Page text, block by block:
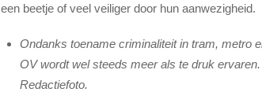
een beetje of veel veiliger door hun aanwezigheid.
Ondanks toename criminaliteit in tram, metro
OV wordt wel steeds meer als te druk
Redactiefoto.